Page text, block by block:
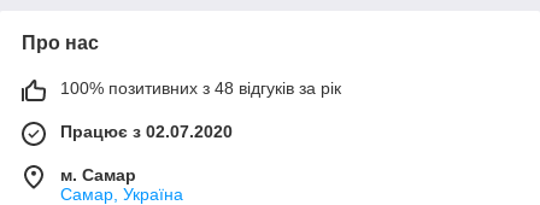
Про нас
100% позитивних з 48 відгуків за рік
Працює з 02.07.2020
м. Самар
Самар, Україна